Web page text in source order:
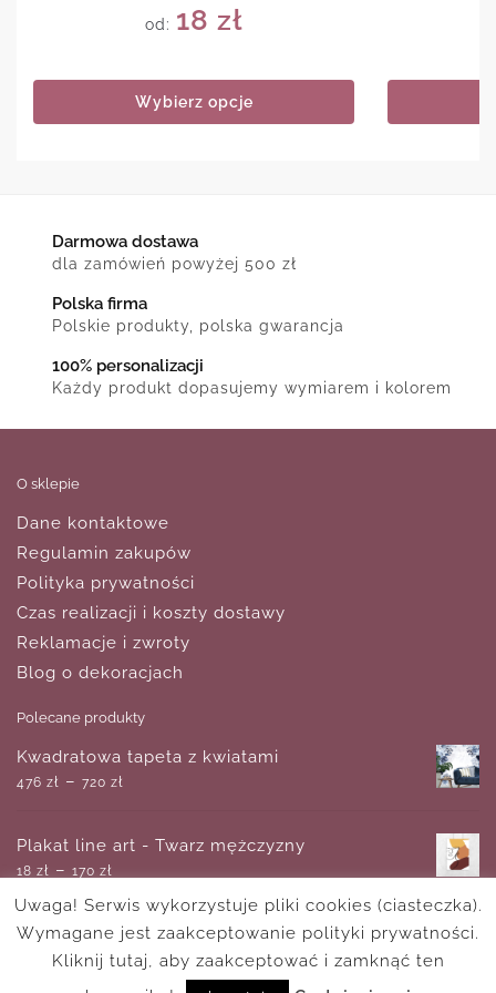
od: 18 zł
Wybierz opcje
Darmowa dostawa
dla zamówień powyżej 500 zł
Polska firma
Polskie produkty, polska gwarancja
100% personalizacji
Każdy produkt dopasujemy wymiarem i kolorem
O sklepie
Dane kontaktowe
Regulamin zakupów
Polityka prywatności
Czas realizacji i koszty dostawy
Reklamacje i zwroty
Blog o dekoracjach
Polecane produkty
Kwadratowa tapeta z kwiatami
476 zł – 720 zł
Plakat line art - Twarz mężczyzny
18 zł – 170 zł
Tryptyk z różową abstrakcją żywiczną
zł–529zł
Uwaga! Serwis wykorzystuje pliki cookies (ciasteczka).
Wymagane jest zaakceptowanie polityki prywatności.
Kliknij tutaj, aby zaakceptować i zamknąć ten